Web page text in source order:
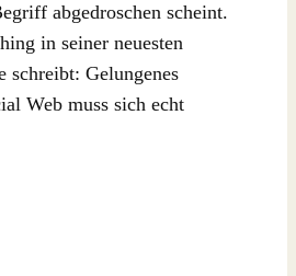
abgedroschen scheint.
in seiner neuesten
Gelungenes
Web muss sich echt